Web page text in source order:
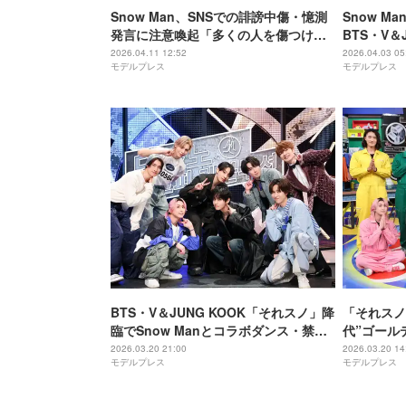
Snow Man、SNSでの誹謗中傷・憶測
発言に注意喚起「多くの人を傷つける
行為です」
2026.04.11 12:52
モデルプレス
Snow
BTS・V
ダンス実
な機会を
2026.04.03
モデルプレス
BTS・V＆JUNG KOOK「それスノ」降
臨でSnow Manとコラボダンス・禁断
トーク 新曲日本初パフォーマンスも
2026.03.20 21:00
モデルプレス
「それス
代”ゴール
復活・番
2026.03.20
モデルプレス